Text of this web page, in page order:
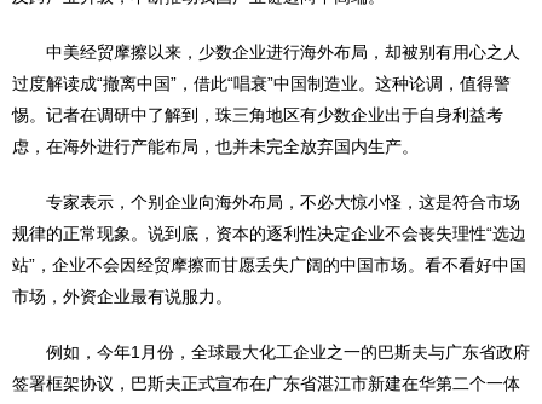
中美经贸摩擦以来，少数企业进行海外布局，却被别有用心之人
过度解读成“撤离中国”，借此“唱衰”中国制造业。这种论调，值得警
惕。记者在调研中了解到，珠三角地区有少数企业出于自身利益考
虑，在海外进行产能布局，也并未完全放弃国内生产。
专家表示，个别企业向海外布局，不必大惊小怪，这是符合市场
规律的正常现象。说到底，资本的逐利性决定企业不会丧失理性“选边
站”，企业不会因经贸摩擦而甘愿丢失广阔的中国市场。看不看好中国
市场，外资企业最有说服力。
例如，今年1月份，全球最大化工企业之一的巴斯夫与广东省政府
签署框架协议，巴斯夫正式宣布在广东省湛江市新建在华第二个一体